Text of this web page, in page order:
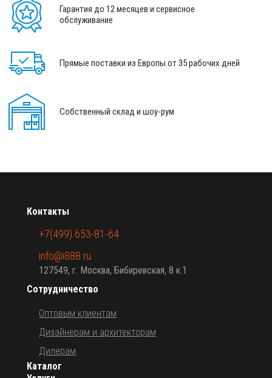
Гарантия до 12 месяцев и сервисное
обслуживание
Прямые поставки из Европы от 35 рабочих дней
Собственный склад и шоу-рум
Каталог
Сотрудничество
Оптовым клиентам
Дизайнерам и архитекторам
Дилерам
Контакты
+7(499) 653-81-64
info@i888.ru
127549, г. Москва, Бибиревская, 8 к.1